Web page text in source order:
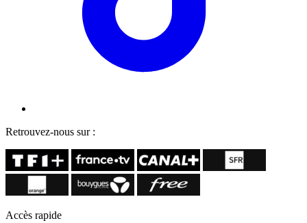
Retrouvez-nous sur :
Accès rapide